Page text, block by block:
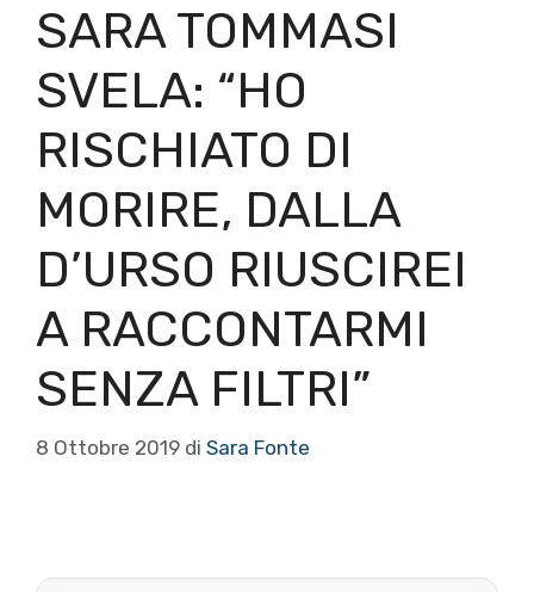
SARA TOMMASI
SVELA: “HO
RISCHIATO DI
MORIRE, DALLA
D’URSO RIUSCIREI
A RACCONTARMI
SENZA FILTRI”
8 Ottobre 2019 di Sara Fonte